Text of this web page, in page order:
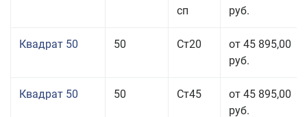
сп
руб.
Квадрат 50 50 Ст20
от 45 895,00
руб.
Квадрат 50 50 Ст45
от 45 895,00
руб.